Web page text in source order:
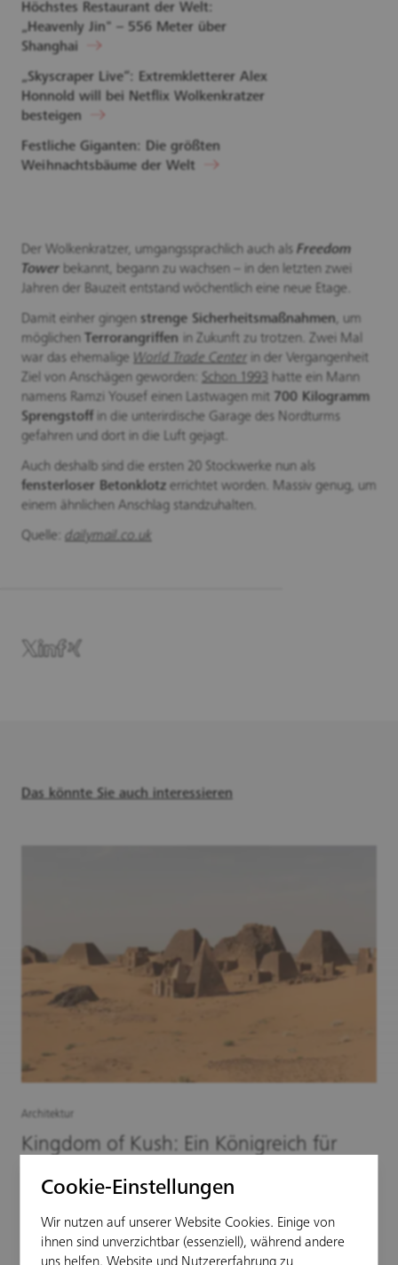
Cookie-Einstellungen
Wir nutzen auf unserer Website Cookies. Einige von
ihnen sind unverzichtbar (essenziell), während andere
uns helfen, Website und Nutzererfahrung zu
Höchstes Restaurant der Welt:
„Heavenly Jin" – 556 Meter über
Shanghai
„Skyscraper Live“: Extremkletterer Alex
Honnold will bei Netflix Wolkenkratzer
besteigen
Festliche Giganten: Die größten
Weihnachtsbäume der Welt
Der Wolkenkratzer, umgangssprachlich auch als Freedom
Tower bekannt, begann zu wachsen – in den letzten zwei
Jahren der Bauzeit entstand wöchentlich eine neue Etage.
Damit einher gingen strenge Sicherheitsmaßnahmen, um
möglichen Terrorangriffen in Zukunft zu trotzen. Zwei Mal
war das ehemalige World Trade Center in der Vergangenheit
Ziel von Anschägen geworden: Schon 1993
hatte ein Mann
namens Ramzi Yousef einen Lastwagen mit 700 Kilogramm
Sprengstoff in die unterirdische Garage des Nordturms
gefahren und dort in die Luft gejagt.
Auch deshalb sind die ersten 20 Stockwerke nun als
fensterloser Betonklotz errichtet worden. Massiv genug, um
einem ähnlichen Anschlag standzuhalten.
Quelle: dailymail.co.uk
Das könnte Sie auch interessieren
Architektur
Kingdom of Kush: Ein Königreich für
Fast jeder Quadratmeter Land auf diesem Planeten gehört
zu einem Staat. Nur sehr wenige Territorien sind noch
sogenanntes „Niemandsland“. Einer dieser Landstriche
liegt zwischen Ägypten und dem Sudan: das rund 2000